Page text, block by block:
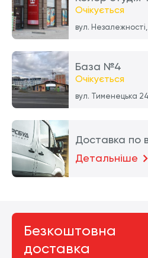
Очікується
вул. Незалежності,
База №4
Очікується
вул. Тименецька
Доставка по
Детальніше
Безкоштовна
доставка